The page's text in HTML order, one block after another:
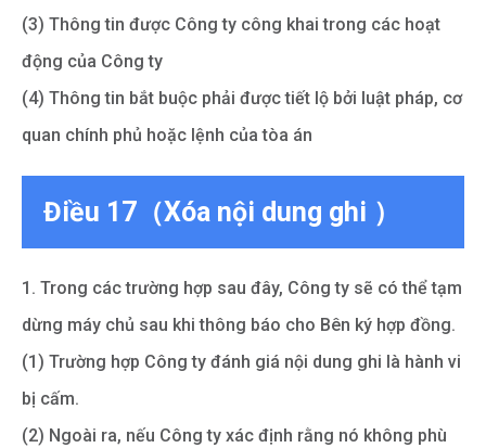
(3) Thông tin được Công ty công khai trong các hoạt
động của Công ty
(4) Thông tin bắt buộc phải được tiết lộ bởi luật pháp, cơ
quan chính phủ hoặc lệnh của tòa án
Điều 17（Xóa nội dung ghi ）
1. Trong các trường hợp sau đây, Công ty sẽ có thể tạm
dừng máy chủ sau khi thông báo cho Bên ký hợp đồng.
(1) Trường hợp Công ty đánh giá nội dung ghi là hành vi
bị cấm.
(2) Ngoài ra, nếu Công ty xác định rằng nó không phù